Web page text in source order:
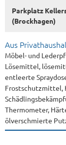
Parkplatz
(Brockhagen)
Aus
Möbel- und
Lösemittel,
entleerte
Frostschutzmittel,
Thermometer,
ölverschmierte